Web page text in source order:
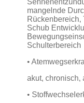
mangelnde
Rückenbereich,
Schub
Schulterbereich
•
akut, chronisch,
•